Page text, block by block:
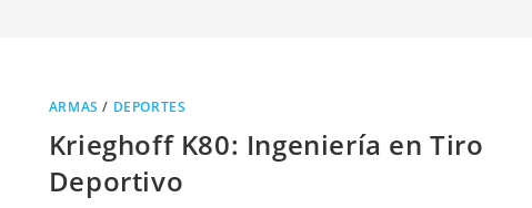
ARMAS / DEPORTES
Krieghoff K80: Ingeniería en Tiro
Deportivo